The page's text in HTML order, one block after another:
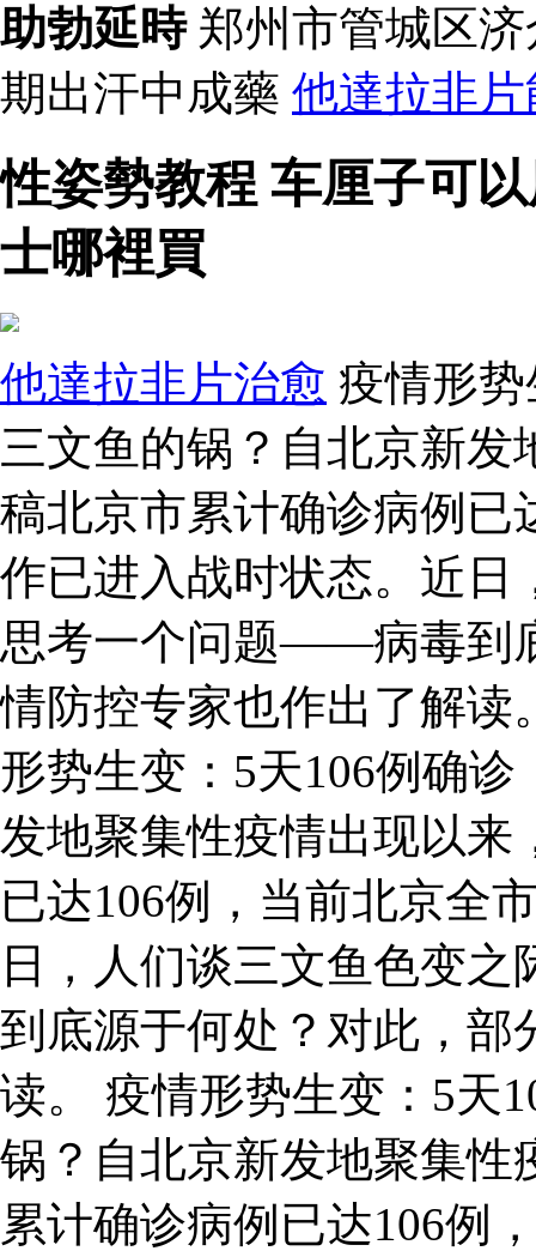
助勃延時郑州市管城区济
期出汗中成藥 他達拉非
性姿勢教程 车厘子可
士哪裡買
他達拉非片治愈 疫情形
三文鱼的锅？自北京新
稿北京市累计确诊病例已
作已进入战时状态。近日
思考一个问题——病毒到
情防控专家也作出了解读
形势生变：5天106例确
发地聚集性疫情出现以
已达106例，当前北京全
日，人们谈三文鱼色变
到底源于何处？对此，部
读。 疫情形势生变：5天
锅？自北京新发地聚集性
累计确诊病例已达106例